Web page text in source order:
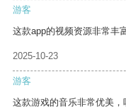
游客
这款app的视频资源非常丰
2025-10-23
游客
这款游戏的音乐非常优美，